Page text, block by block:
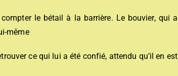
le bétail à la barrière. Le bouvier, qui a
même
ce qui lui a été confié, attendu qu’il en est